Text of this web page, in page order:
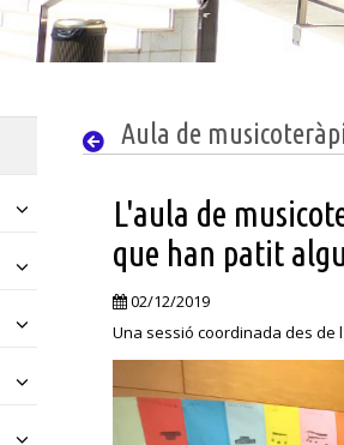
Aula de
L'aula de
que han patit
02/12/2019
Una sessió coordinada des de